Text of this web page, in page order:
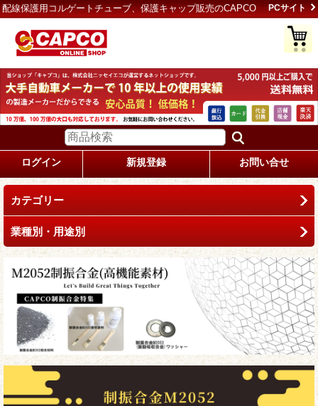
配線保護用コルゲートチューブ、保護キャップ販売のCAPCO PCサイト
ログイン 新規登録 お問い合せ
カテゴリー
業種別・用途別